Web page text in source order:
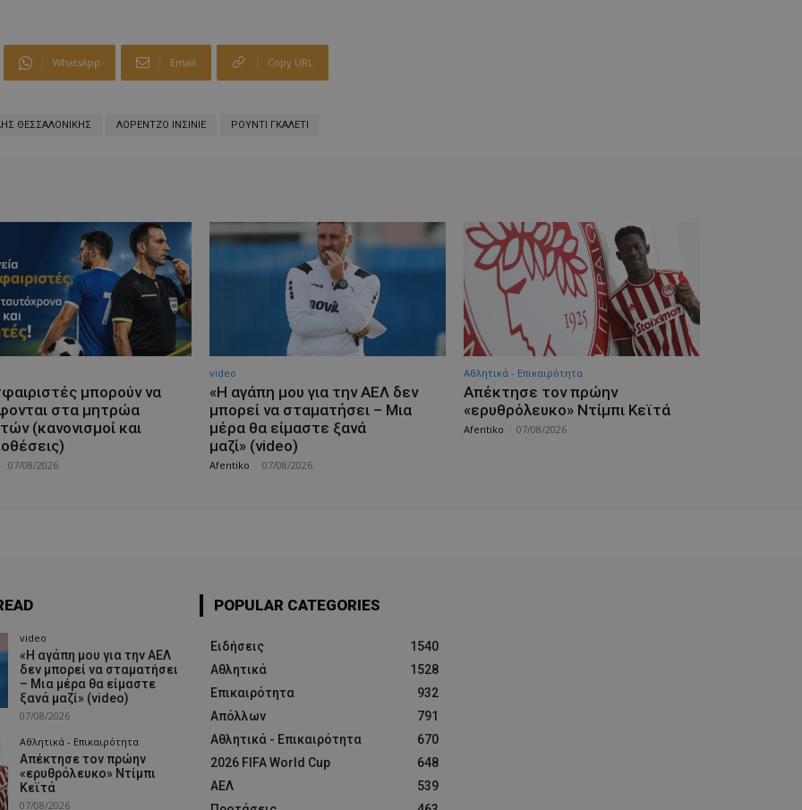
WhatsApp Email Copy URL
ΘΕΣΣΑΛΟΝΙΚΗΣ ΛΟΡΕΝΤΖΟ ΙΝΣΙΝΙΕ ΡΟΥΝΤΙ ΓΚΑΛΕΤΙ
μπορούν να
στα μητρώα
(κανονισμοί και
07/08/2026
video
«Η αγάπη μου για την ΑΕΛ δεν
μπορεί να σταματήσει – Μια
μέρα θα είμαστε ξανά
μαζί» (video)
Afentiko 07/08/2026
Αθλητικά - Επικαιρότητα
Απέκτησε τον πρώην
«ερυθρόλευκο» Ντίμπι Κεϊτά
Afentiko 07/08/2026
video
«Η αγάπη μου για την ΑΕΛ
δεν μπορεί να σταματήσει
– Μια μέρα θα είμαστε
ξανά μαζί» (video)
07/08/2026
Αθλητικά - Επικαιρότητα
Απέκτησε τον πρώην
«ερυθρόλευκο» Ντίμπι
Κεϊτά
07/08/2026
POPULAR CATEGORIES
Ειδήσεις
1540
Αθλητικά
1528
Επικαιρότητα
932
Απόλλων
791
Αθλητικά - Επικαιρότητα
670
2026 FIFA World Cup
648
ΑΕΛ
539